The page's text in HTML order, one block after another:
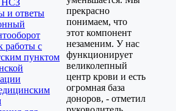
НСЗ
и ответы
работы с
пунктом
прекрасно
понимаем, что
этот компонент
незаменим. У нас
функционирует
великолепный
центр крови и есть
огромная база
доноров, - отметил